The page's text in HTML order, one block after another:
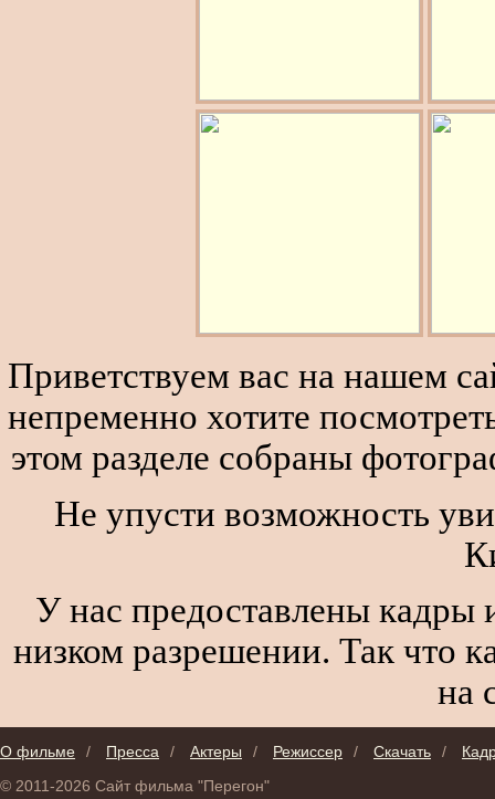
Приветствуем вас на нашем
непременно хотите
этом разделе собраны
Не упусти возможность
У нас предоставлены кадры
низком разрешении. Так что
на
О фильме / Пресса / Актеры / Режиссер / Скачать /
© 2011-2026 Сайт фильма "Перегон"